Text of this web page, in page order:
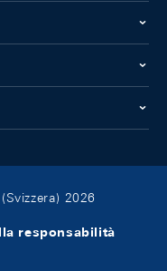
2026
responsabilità